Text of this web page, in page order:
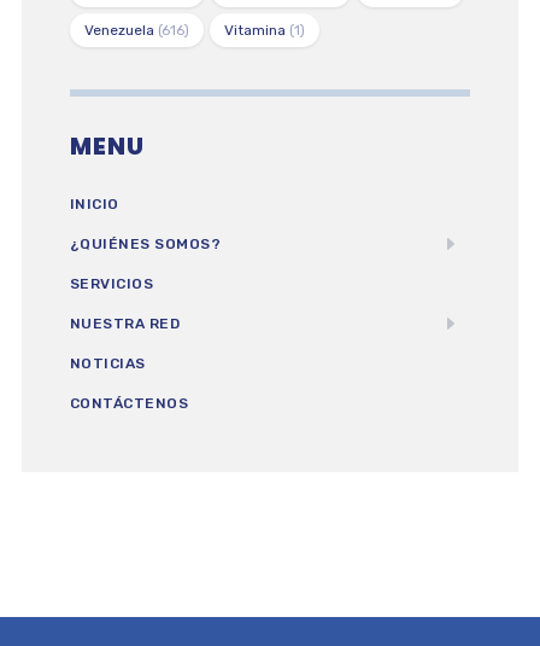
Venezuela (616) Vitamina (1)
MENU
INICIO
¿QUIÉNES SOMOS?
SERVICIOS
NUESTRA RED
NOTICIAS
CONTÁCTENOS